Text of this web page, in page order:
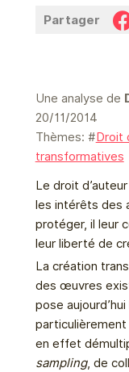
Partager
Une analyse de
20/11/2014
Thèmes: #Droit
transformatives
Le droit
les intérêts des
protéger, il leur
leur liberté de
La création
des œuvres
pose
particulièrement
en effet
sampling, de